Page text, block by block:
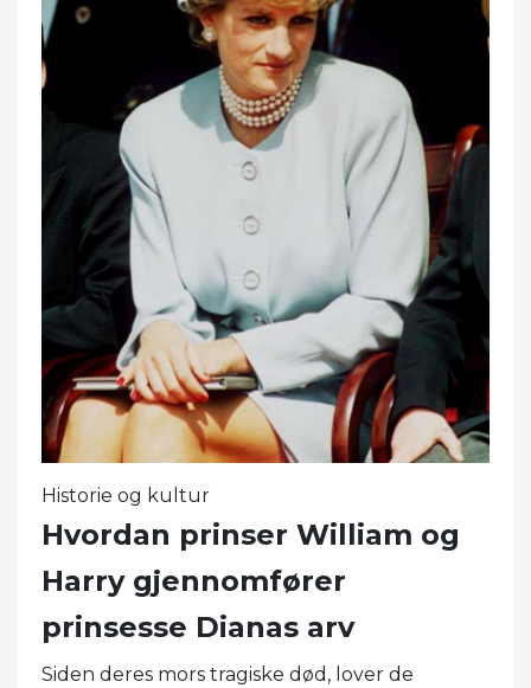
Historie og kultur
Hvordan prinser William og
Harry gjennomfører
prinsesse Dianas arv
Siden deres mors tragiske død, lover de